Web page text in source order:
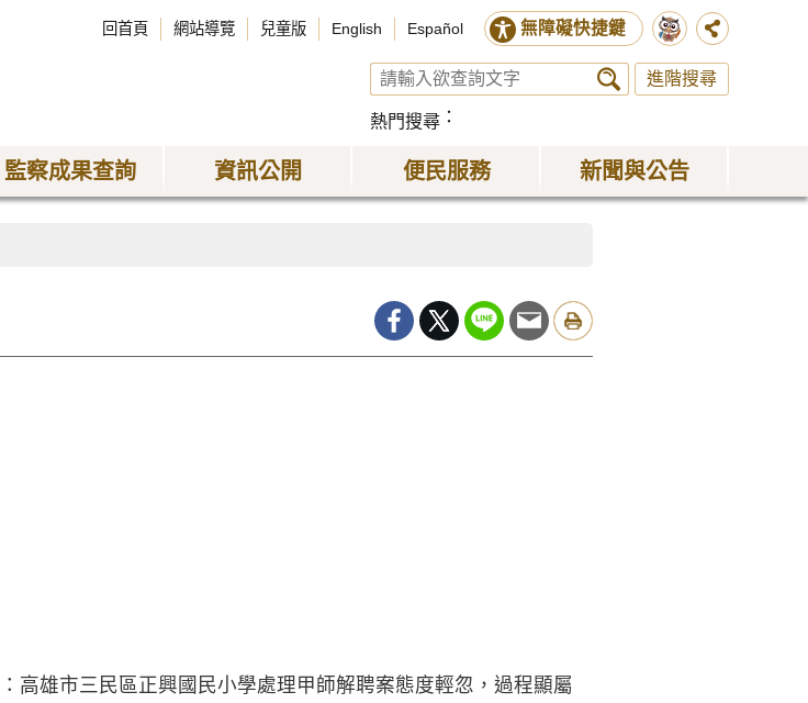
回首頁 網站導覽 兒童版 English Español 無障礙快捷鍵
進階搜尋
熱門搜尋
監察成果查詢 資訊公開 便民服務 新聞與公告
高雄市三民區正興國民小學處理甲師解聘案態度輕忽，過程顯屬